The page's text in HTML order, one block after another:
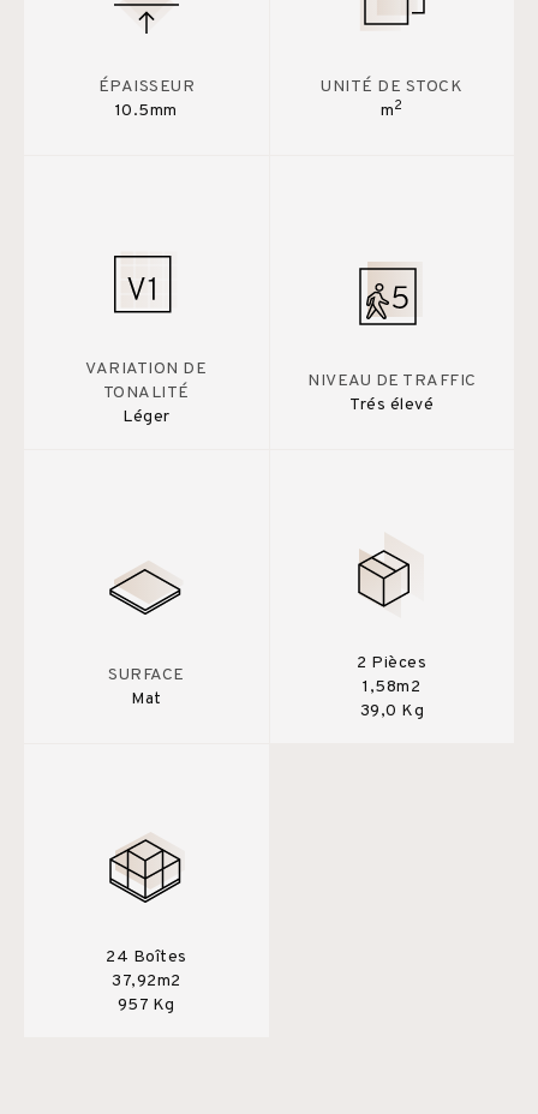
ÉPAISSEUR
10.5mm
UNITÉ DE STOCK
m2
VARIATION DE
TONALITÉ
Léger
NIVEAU DE TRAFFIC
Trés élevé
SURFACE
Mat
2 Pièces
1,58m2
39,0 Kg
24 Boîtes
37,92m2
957 Kg